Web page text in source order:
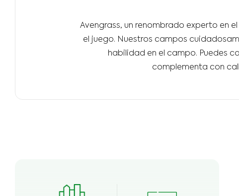
Avengrass, un renombrado experto en
el juego. Nuestros campos
habilidad en el campo. Puedes
complementa con